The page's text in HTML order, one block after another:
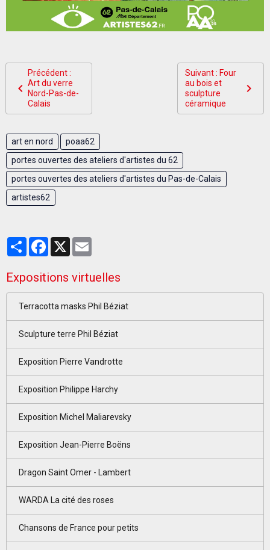
Précédent :
Art du verre
Nord-Pas-de-
Calais
Suivant : Four
au bois et
sculpture
céramique
art en nord
poaa62
portes ouvertes des ateliers d'artistes du 62
portes ouvertes des ateliers d'artistes du Pas-de-Calais
artistes62
PartagerFacebook
X
Expositions virtuelles
Terracotta masks Phil Béziat
Sculpture terre Phil Béziat
Exposition Pierre Vandrotte
Exposition Philippe Harchy
Exposition Michel Maliarevsky
Exposition Jean-Pierre Boëns
Dragon Saint Omer - Lambert
WARDA La cité des roses
Chansons de France pour petits